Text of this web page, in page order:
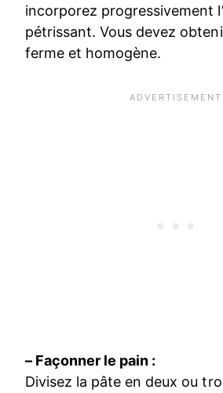
incorporez progressivement
pétrissant. Vous devez
ferme et homogène.
– Façonner le pain :
Divisez la pâte en deux ou